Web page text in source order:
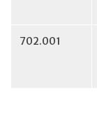
702.001